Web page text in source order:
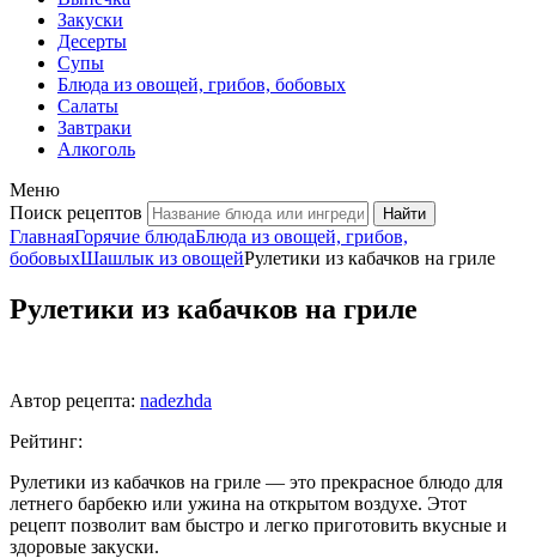
Закуски
Десерты
Супы
Блюда из овощей, грибов, бобовых
Салаты
Завтраки
Алкоголь
Меню
Поиск рецептов
ГлавнаяГорячие блюдаБлюда из овощей, грибов,
бобовыхШашлык из овощейРулетики из кабачков на гриле
Рулетики из кабачков на гриле
Автор рецепта: nadezhda
Рейтинг:
Рулетики из кабачков на гриле — это прекрасное блюдо для
летнего барбекю или ужина на открытом воздухе. Этот
рецепт позволит вам быстро и легко приготовить вкусные и
здоровые закуски.